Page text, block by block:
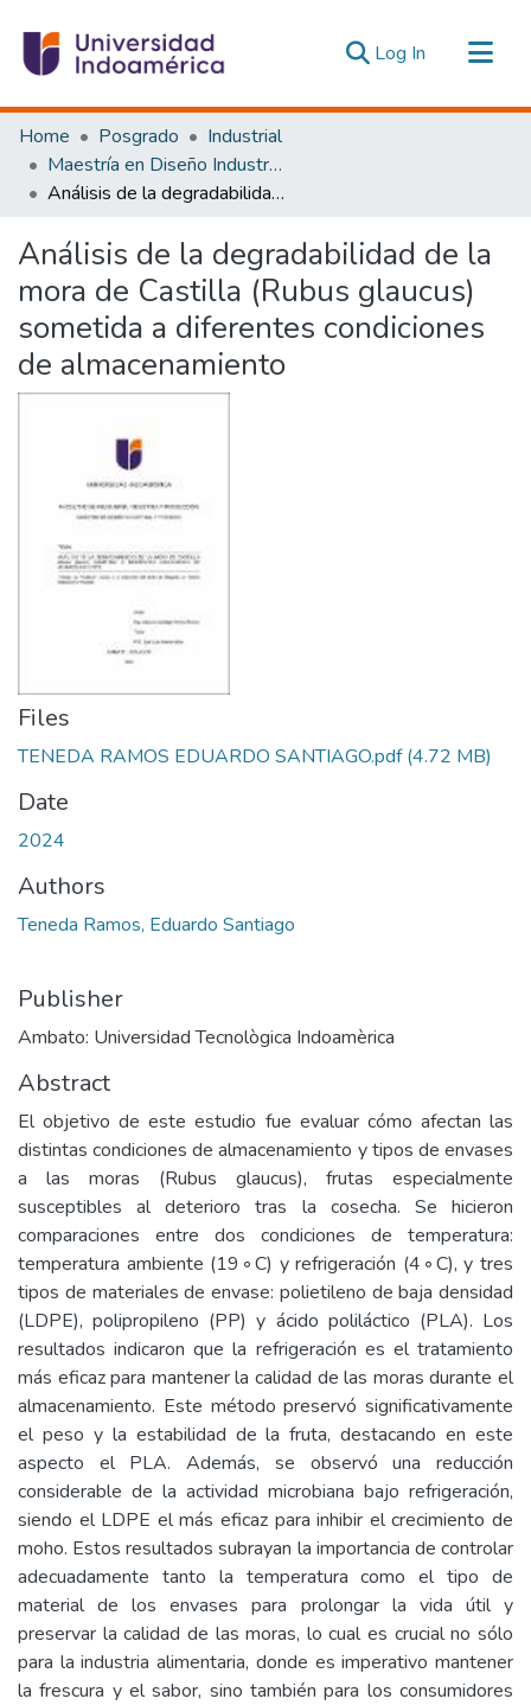
Log In (current)
Communities & Collections
All of DSpace
Statistics
Estadísticas Externas
Home Posgrado
Industrial
Maestría en Diseño Industrial y de Procesos
Análisis de la degradabilidad de la mora de Castilla (Rubus glaucus) sometida a diferentes condiciones de almacenamiento
Análisis de la degradabilidad de la
mora de Castilla (Rubus glaucus)
sometida a diferentes condiciones
de almacenamiento
Files
TENEDA RAMOS EDUARDO SANTIAGO.pdf(4.72 MB)
Date
2024
Authors
Teneda Ramos, Eduardo Santiago
Publisher
Ambato: Universidad Tecnològica Indoamèrica
Abstract
El objetivo de este estudio fue evaluar cómo afectan las
distintas condiciones de almacenamiento y tipos de envases
a las moras (Rubus glaucus), frutas especialmente
susceptibles al deterioro tras la cosecha. Se hicieron
comparaciones entre dos condiciones de temperatura:
temperatura ambiente (19◦C) y refrigeración (4◦C), y tres
tipos de materiales de envase: polietileno de baja densidad
(LDPE), polipropileno (PP) y ácido poliláctico (PLA). Los
resultados indicaron que la refrigeración es el tratamiento
más eficaz para mantener la calidad de las moras durante el
almacenamiento. Este método preservó significativamente
el peso y la estabilidad de la fruta, destacando en este
aspecto el PLA. Además, se observó una reducción
considerable de la actividad microbiana bajo refrigeración,
siendo el LDPE el más eficaz para inhibir el crecimiento de
moho. Estos resultados subrayan la importancia de controlar
adecuadamente tanto la temperatura como el tipo de
material de los envases para prolongar la vida útil y
preservar la calidad de las moras, lo cual es crucial no sólo
para la industria alimentaria, donde es imperativo mantener
la frescura y el sabor, sino también para los consumidores